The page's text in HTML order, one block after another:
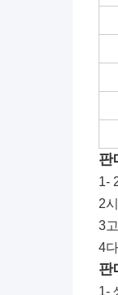
판
1-
2
3
4
판
1-